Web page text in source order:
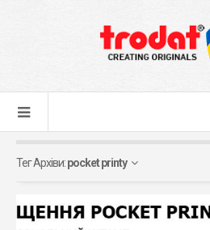
Тег Архіви:pocket printy